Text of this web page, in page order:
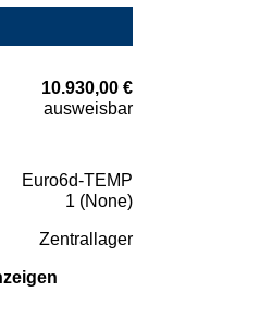
10.930,00 €
ausweisbar
Euro6d-TEMP
1 (None)
Zentrallager